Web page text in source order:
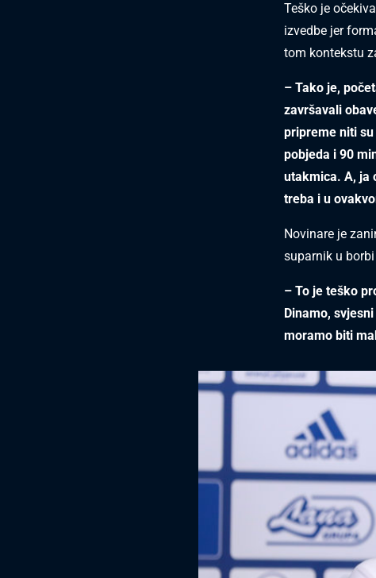
Teško je
izvedbe jer
tom kontekstu
– Tako je,
završavali
pripreme niti
pobjeda i 90
utakmica. A, ja
treba i u
Novinare je
suparnik u
– To je teško
Dinamo,
moramo biti